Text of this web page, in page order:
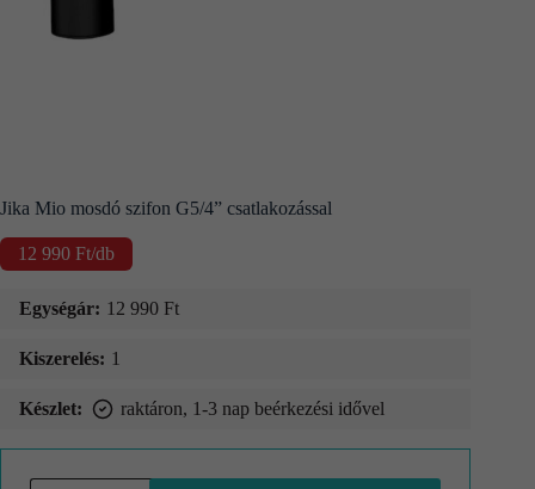
Információk
Jika Mio mosdó szifon G5/4” csatlakozással
12 990 Ft/db
Egységár: 12 990 Ft
Kiszerelés: 1
Készlet: raktáron, 1-3 nap beérkezési idővel